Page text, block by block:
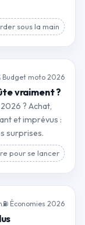
sous la main
Budget moto 2026
vraiment ?
? Achat,
et imprévus :
surprises.
pour se lancer
⛽ Économies 2026